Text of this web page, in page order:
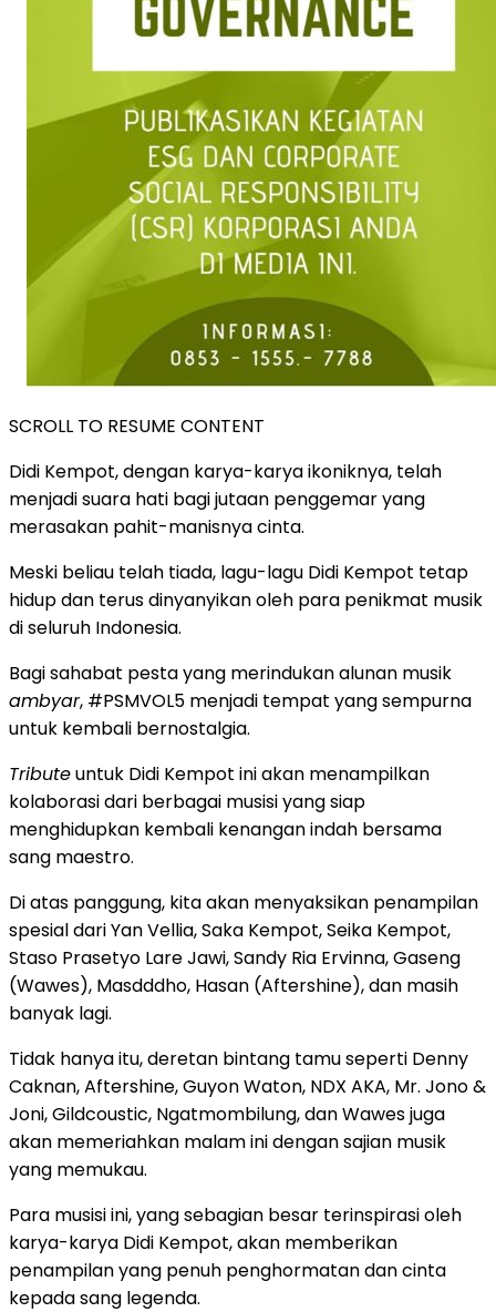
SCROLL TO RESUME CONTENT
Didi Kempot, dengan karya-karya ikoniknya, telah
menjadi suara hati bagi jutaan penggemar yang
merasakan pahit-manisnya cinta.
Meski beliau telah tiada, lagu-lagu Didi Kempot tetap
hidup dan terus dinyanyikan oleh para penikmat musik
di seluruh Indonesia.
Bagi sahabat pesta yang merindukan alunan musik
ambyar, #PSMVOL5 menjadi tempat yang sempurna
untuk kembali bernostalgia.
Tributeuntuk Didi Kempot ini akan menampilkan
kolaborasi dari berbagai musisi yang siap
menghidupkan kembali kenangan indah bersama
sang maestro.
Di atas panggung, kita akan menyaksikan penampilan
spesial dari Yan Vellia, Saka Kempot, Seika Kempot,
Staso Prasetyo Lare Jawi, Sandy Ria Ervinna, Gaseng
(Wawes), Masdddho, Hasan (Aftershine), dan masih
banyak lagi.
Tidak hanya itu, deretan bintang tamu seperti Denny
Caknan, Aftershine, Guyon Waton, NDX AKA, Mr. Jono &
Joni, Gildcoustic, Ngatmombilung, dan Wawes juga
akan memeriahkan malam ini dengan sajian musik
yang memukau.
Para musisi ini, yang sebagian besar terinspirasi oleh
karya-karya Didi Kempot, akan memberikan
penampilan yang penuh penghormatan dan cinta
kepada sang legenda.